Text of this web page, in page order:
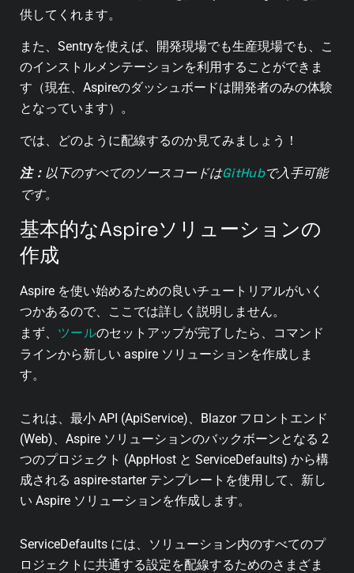
供してくれます。
また、Sentryを使えば、開発現場でも生産現場でも、こ
のインストルメンテーションを利用することができま
す（現在、Aspireのダッシュボードは開発者のみの体験
となっています）。
では、どのように配線するのか見てみましょう！
注： 以下のすべてのソースコードはGitHubで入手可能
です。
基本的なAspireソリューションの
作成
Aspire を使い始めるための良いチュートリアルがいく
つかあるので、ここでは詳しく説明しません。
まず、 ツールのセットアップが完了したら、コマンド
ラインから新しい aspire ソリューションを作成しま
す。
これは、最小 API (ApiService)、Blazor フロントエンド
(Web)、Aspire ソリューションのバックボーンとなる 2
つのプロジェクト (AppHost と ServiceDefaults) から構
成される aspire-starter テンプレートを使用して、新し
い Aspire ソリューションを作成します。
ServiceDefaults には、ソリューション内のすべてのプ
ロジェクトに共通する設定を配線するためのさまざま